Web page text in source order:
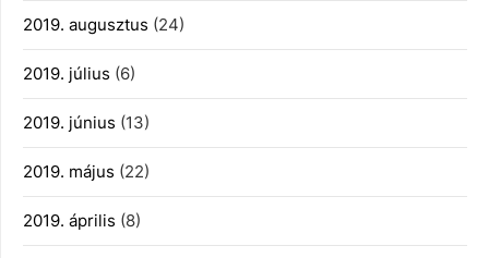
2019. augusztus (24)
2019. július (6)
2019. június (13)
2019. május (22)
2019. április (8)